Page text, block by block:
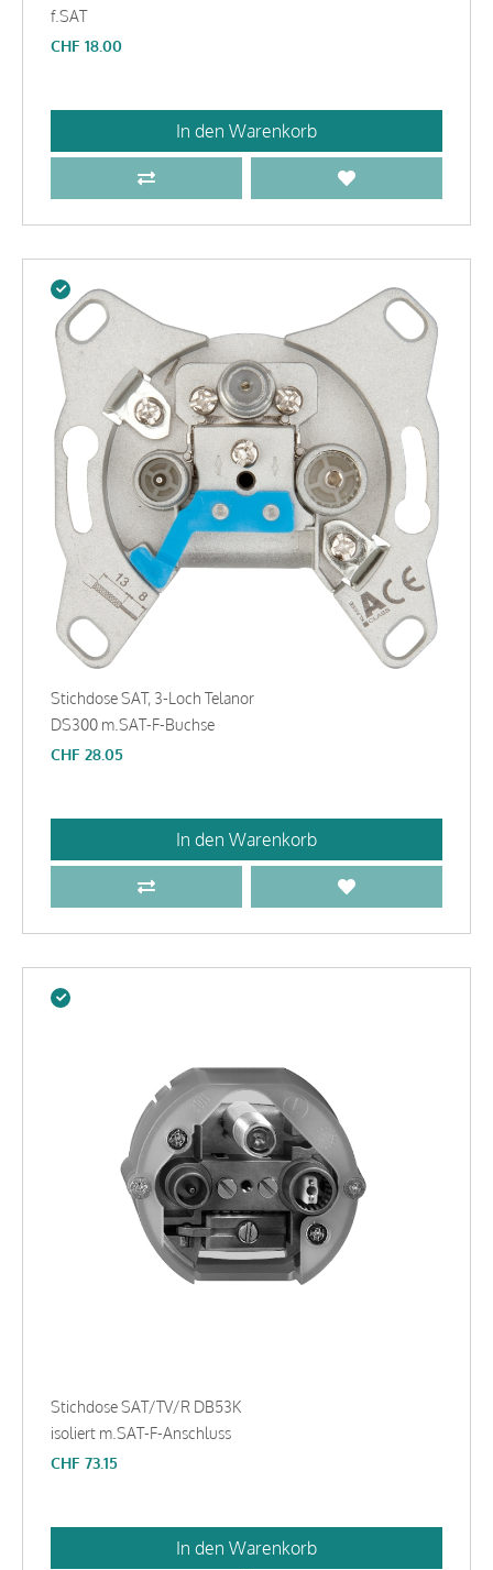
f.SAT
CHF 18.00
In den Warenkorb
Stichdose SAT, 3-Loch Telanor
DS300 m.SAT-F-Buchse
CHF 28.05
In den Warenkorb
Stichdose SAT/TV/R DB53K
isoliert m.SAT-F-Anschluss
CHF 73.15
In den Warenkorb